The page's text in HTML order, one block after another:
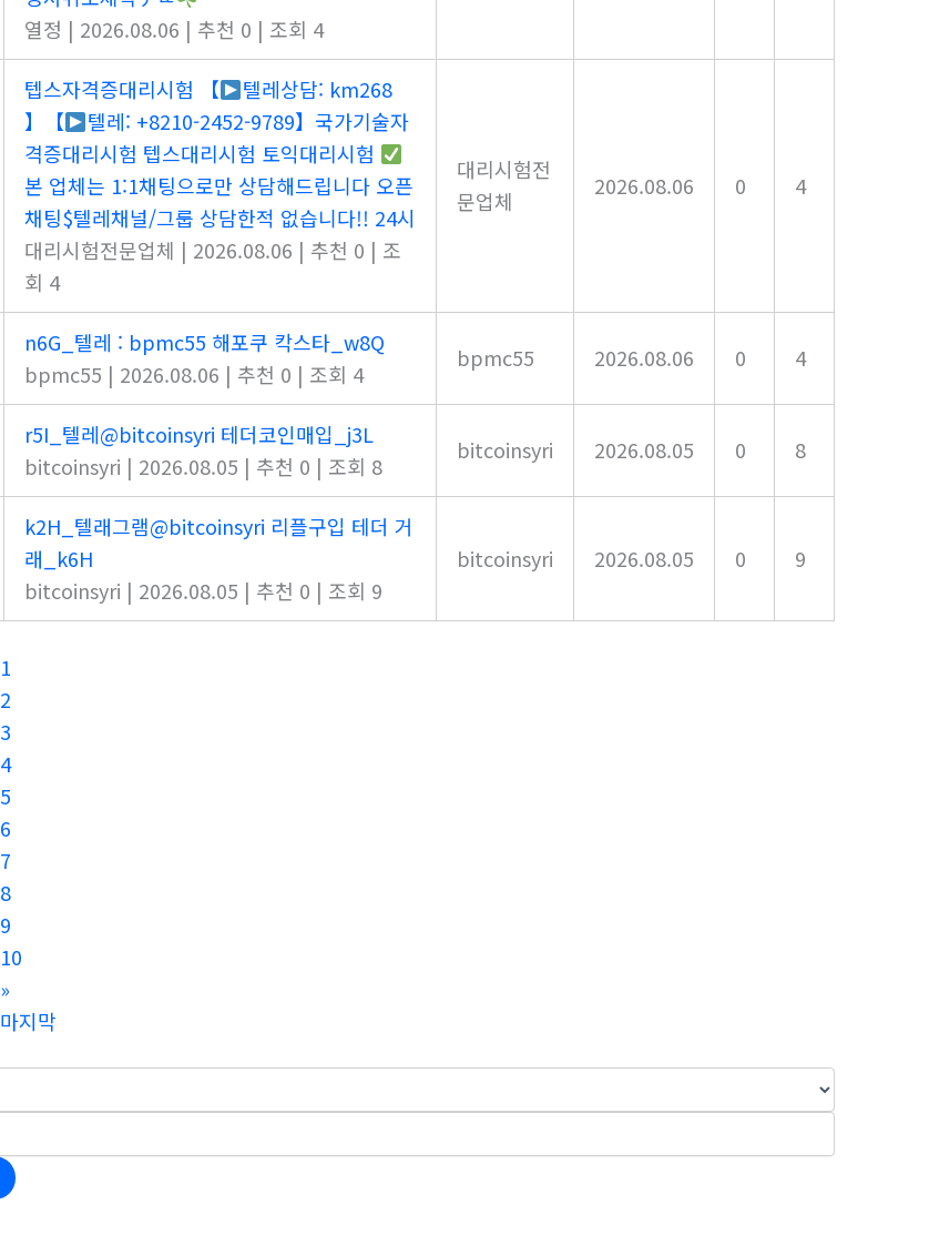
열정 | 2026.08.06 | 추천 0 | 조회 4
텝스자격증대리시험 【
텔레상담: km268
】【
텔레: +8210-2452-9789】국가기술자
격증대리시험 텝스대리시험 토익대리시험
본 업체는 1:1채팅으로만 상담해드립니다 오픈
채팅$텔레채널/그룹 상담한적 없습니다!! 24시
대리시험전문업체 | 2026.08.06 | 추천 0 | 조
회 4
대리시험전
문업체
2026.08.06 0 4
n6G_텔레 : bpmc55 해포쿠 칵스타_w8Q
bpmc55 | 2026.08.06 | 추천 0 | 조회 4
bpmc55 2026.08.06 0 4
r5I_텔레@bitcoinsyri 테더코인매입_j3L
bitcoinsyri | 2026.08.05 | 추천 0 | 조회 8
bitcoinsyri 2026.08.05 0 8
k2H_텔래그램@bitcoinsyri 리플구입 테더 거
래_k6H
bitcoinsyri | 2026.08.05 | 추천 0 | 조회 9
bitcoinsyri 2026.08.05 0 9
1
2
3
4
5
6
7
8
9
10
»
마지막